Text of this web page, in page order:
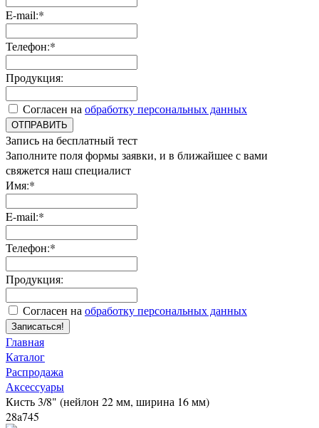
E-mail:*
Телефон:*
Продукция:
Согласен на обработку персональных данных
ОТПРАВИТЬ
Запись на бесплатный тест
Заполните поля формы заявки, и в ближайшее с вами
свяжется наш специалист
Имя:*
E-mail:*
Телефон:*
Продукция:
Согласен на обработку персональных данных
Записаться!
Главная
Каталог
Распродажа
Аксессуары
Кисть 3/8" (нейлон 22 мм, ширина 16 мм)
28a745